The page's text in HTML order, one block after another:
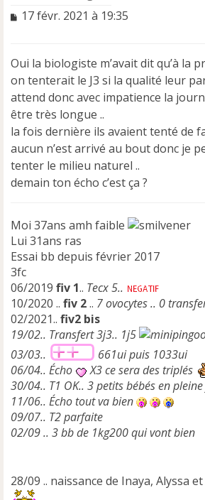
M
a
g
e
n
o
n
l
u
17 févr. 2021 à 19:35
Oui la biologiste m’avait dit qu’à la
on tenterait le J3 si la qualité leur
attend donc avec impatience la
être très longue ..
la fois dernière ils avaient tenté de
aucun n’est arrivé au bout donc je
tenter le milieu naturel ..
demain ton écho c’est ça ?
Moi 37ans amh faible
Lui 31ans ras
Essai bb depuis février 2017
3fc
06/2019 fiv 1.. Tecx 5..
10/2020 .. fiv 2.. 7 ovocytes .. 0
02/2021.. fiv2 bis
19/02.. Transfert 3j3.. 1j5
03/03..
661ui puis 1033ui
06/04.. Écho
X3 ce sera des triplés
30/04.. T1 OK.. 3 petits bébés en
11/06.. Écho tout va bien
09/07.. T2 parfaite
02/09 .. 3 bb de 1kg200 qui vont bien
28/09 .. naissance de Inaya, Alyssa